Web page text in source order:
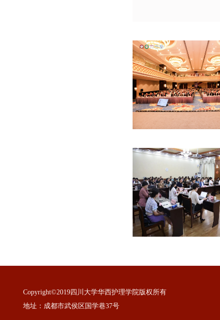
Copyright©2019四川大学华西护理学院版权所有
地址：成都市武侯区国学巷37号